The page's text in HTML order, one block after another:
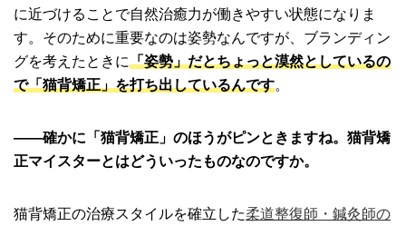
に近づけることで自然治癒力が働きやすい状態になりま
す。そのために重要なのは姿勢なんですが、ブランディン
グを考えたときに「姿勢」だとちょっと漠然としているの
で「猫背矯正」を打ち出しているんです。
――確かに「猫背矯正」のほうがピンときますね。猫背矯
正マイスターとはどういったものなのですか。
猫背矯正の治療スタイルを確立した柔道整復師・鍼灸師の